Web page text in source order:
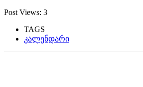
Post Views: 3
TAGS
კალენდარი